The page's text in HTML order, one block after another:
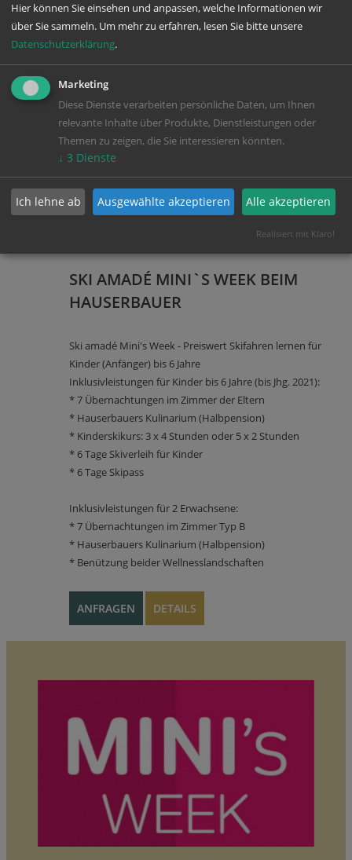
ab € 1225,--
pro Person
SKI AMADÉ MINI`S WEEK BEIM
HAUSERBAUER
Ski amadé Mini's Week - Preiswert Skifahren lernen für
Kinder (Anfänger) bis 6 Jahre
Inklusivleistungen für Kinder bis 6 Jahre (bis Jhg. 2021):
* 7 Übernachtungen im Zimmer der Eltern
* Hauserbauers Kulinarium (Halbpension)
* Kinderskikurs: 3 x 4 Stunden oder 5 x 2 Stunden
* 6 Tage Skiverleih für Kinder
* 6 Tage Skipass
Inklusivleistungen für 2 Erwachsene:
* 7 Übernachtungen im Zimmer Typ B
* Hauserbauers Kulinarium (Halbpension)
* Benützung beider Wellnesslandschaften
ANFRAGEN DETAILS
Hier können Sie einsehen und anpassen, welche Informationen wir
über Sie sammeln. Um mehr zu erfahren, lesen Sie bitte unsere
Datenschutzerklärung.
Marketing
Diese Dienste verarbeiten persönliche Daten, um Ihnen
relevante Inhalte über Produkte, Dienstleistungen oder
Themen zu zeigen, die Sie interessieren könnten.
↓ 3 Dienste
Ich lehne ab Ausgewählte akzeptieren Alle akzeptieren
Realisiert mit Klaro!